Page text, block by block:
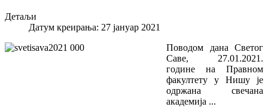
Детаљи
Датум креирања: 27 јануар 2021
Поводом дана Светог
Саве, 27.01.2021.
године на Правном
факултету у Нишу је
одржана свечана
академија ...